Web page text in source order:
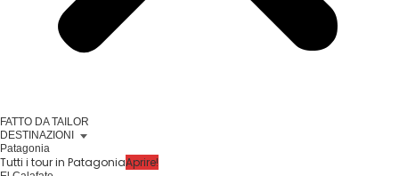
FATTO DA TAILOR
DESTINAZIONI
Patagonia
Tutti i tour in PatagoniaAprire!